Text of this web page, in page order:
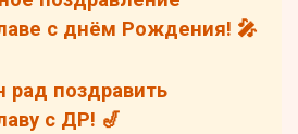
с днём Рождения! 🎤
рад поздравить
с ДР! 🎷